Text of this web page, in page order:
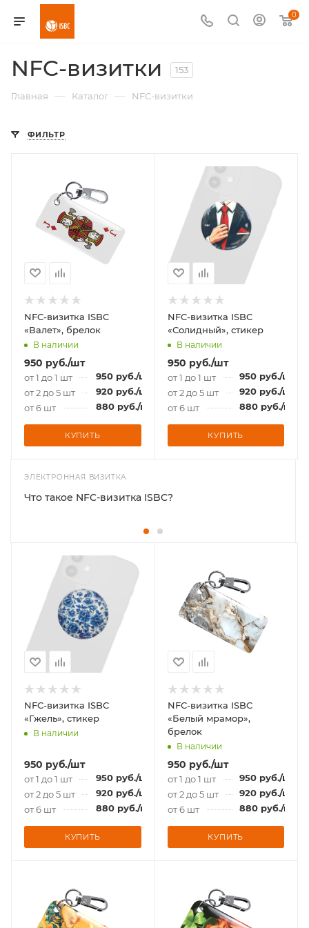
0
NFC-визитки 153
Главная — Каталог — NFC-визитки
ФИЛЬТР
NFC-визитка ISBC
«Валет», брелок
В наличии
950 руб./шт
от 1 до 1 шт 950 руб./шт
от 2 до 5 шт
920 руб./шт
от 6 шт
880 руб./шт
КУПИТЬ
NFC-визитка ISBC
«Солидный», стикер
В наличии
950 руб./шт
от 1 до 1 шт 950руб./шт
от 2 до 5 шт
920руб./шт
от 6 шт
880руб./шт
КУПИТЬ
ЭЛЕКТРОННАЯ ВИЗИТКА
Что такое NFC-визитка ISBC?
NFC-визитка ISBC
«Гжель», стикер
В наличии
950 руб./шт
от 1 до 1 шт 950 руб./шт
от 2 до 5 шт
920 руб./шт
от 6 шт
880 руб./шт
КУПИТЬ
NFC-визитка ISBC
«Белый мрамор»,
брелок
В наличии
950 руб./шт
от 1 до 1 шт 950руб./шт
от 2 до 5 шт
920руб./шт
от 6 шт
880руб./шт
КУПИТЬ